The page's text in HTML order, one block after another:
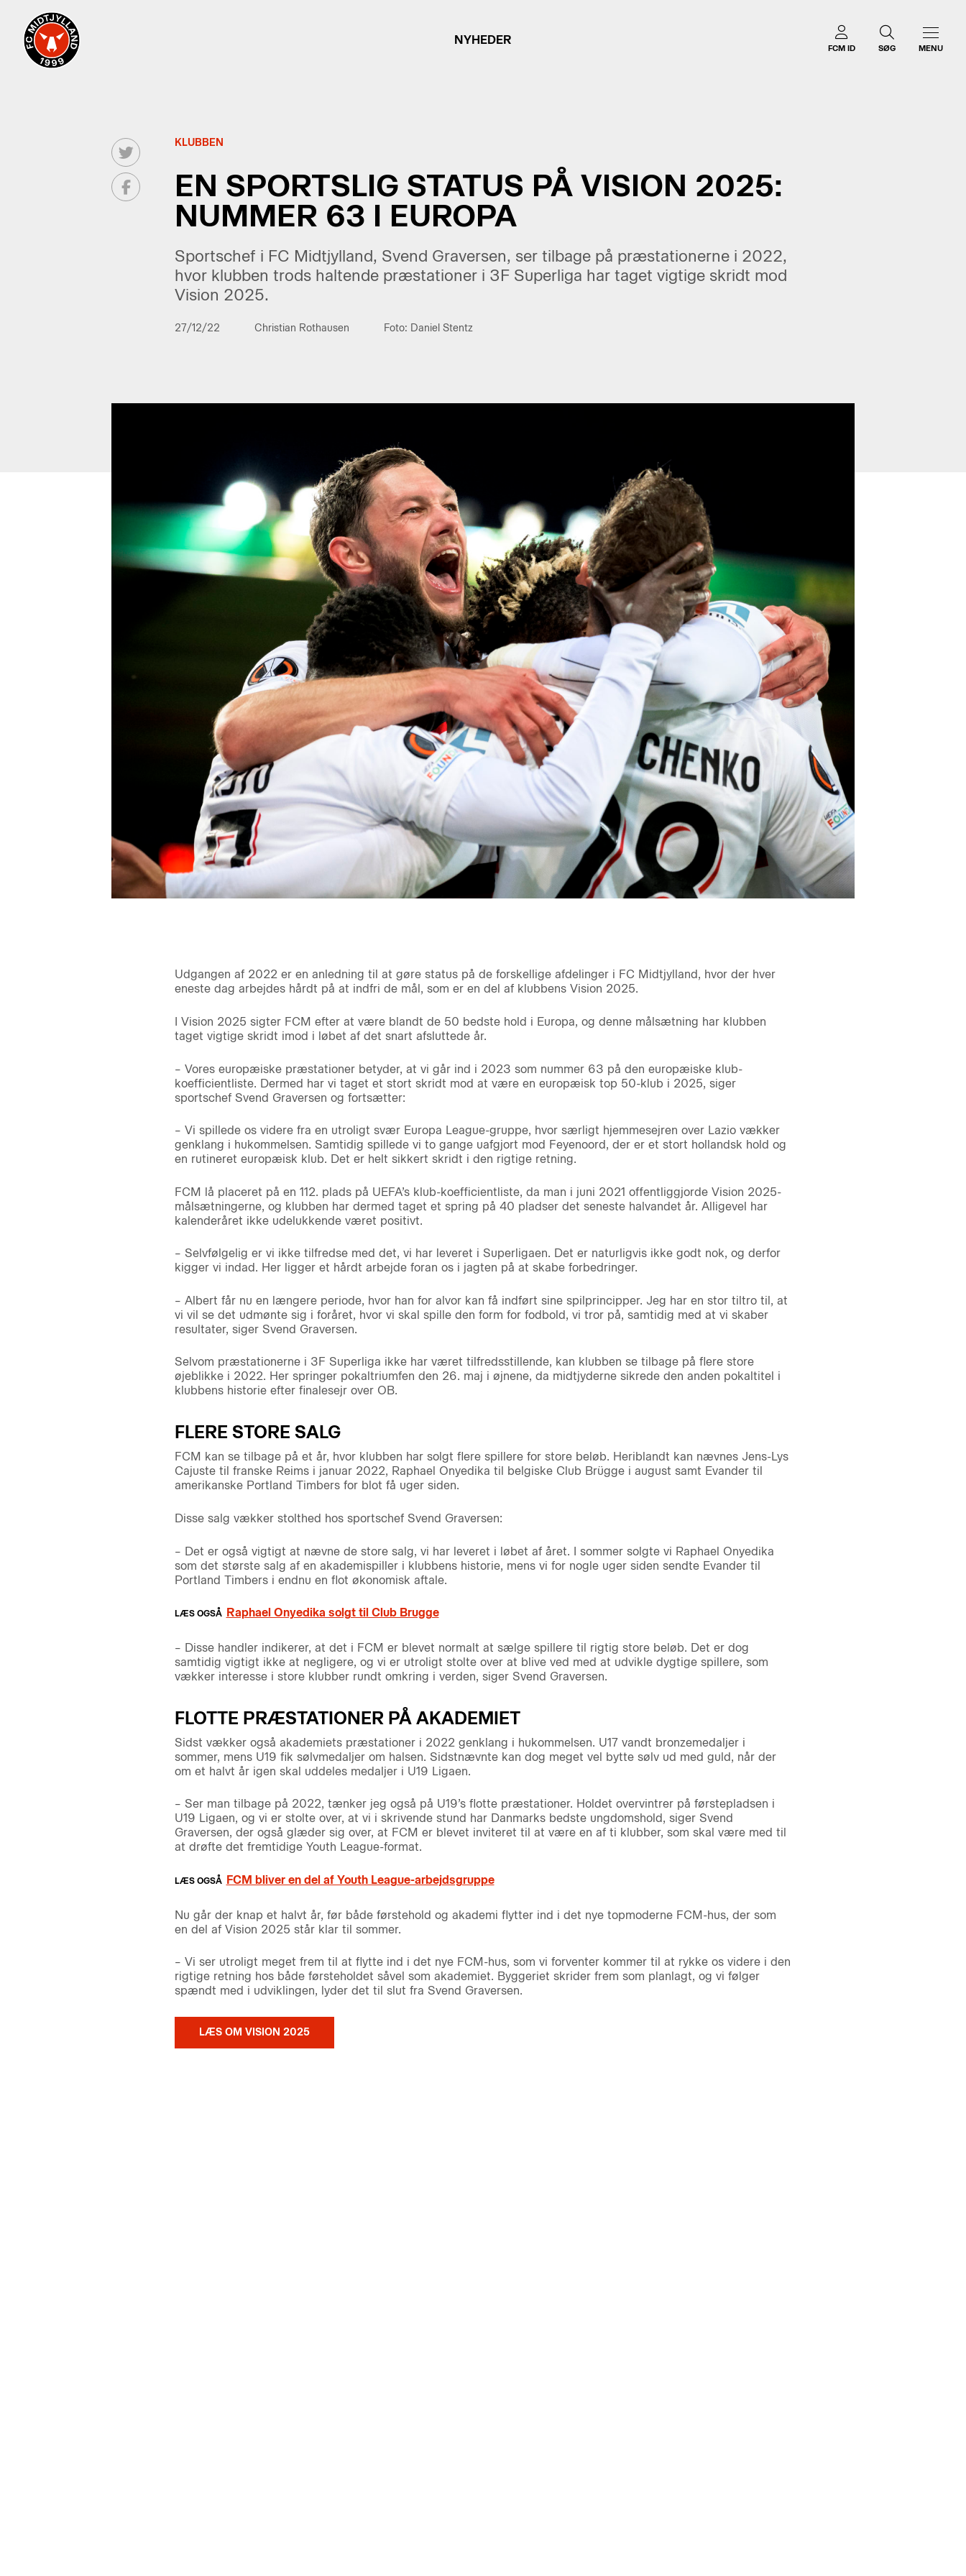
NYHEDER
FCM ID SØG MENU
KLUBBEN
EN SPORTSLIG STATUS PÅ VISION 2025:
NUMMER 63 I EUROPA
Sportschef i FC Midtjylland, Svend Graversen, ser tilbage på præstationerne i 2022,
hvor klubben trods haltende præstationer i 3F Superliga har taget vigtige skridt mod
Vision 2025.
27/12/22 Christian Rothausen Foto: Daniel Stentz
Udgangen af 2022 er en anledning til at gøre status på de forskellige afdelinger i FC Midtjylland, hvor der hver
eneste dag arbejdes hårdt på at indfri de mål, som er en del af klubbens Vision 2025.
I Vision 2025 sigter FCM efter at være blandt de 50 bedste hold i Europa, og denne målsætning har klubben
taget vigtige skridt imod i løbet af det snart afsluttede år.
– Vores europæiske præstationer betyder, at vi går ind i 2023 som nummer 63 på den europæiske klub-
koefficientliste. Dermed har vi taget et stort skridt mod at være en europæisk top 50-klub i 2025, siger
sportschef Svend Graversen og fortsætter:
– Vi spillede os videre fra en utroligt svær Europa League-gruppe, hvor særligt hjemmesejren over Lazio vækker
genklang i hukommelsen. Samtidig spillede vi to gange uafgjort mod Feyenoord, der er et stort hollandsk hold og
en rutineret europæisk klub. Det er helt sikkert skridt i den rigtige retning.
FCM lå placeret på en 112. plads på UEFA’s klub-koefficientliste, da man i juni 2021 offentliggjorde Vision 2025-
målsætningerne, og klubben har dermed taget et spring på 40 pladser det seneste halvandet år. Alligevel har
kalenderåret ikke udelukkende været positivt.
– Selvfølgelig er vi ikke tilfredse med det, vi har leveret i Superligaen. Det er naturligvis ikke godt nok, og derfor
kigger vi indad. Her ligger et hårdt arbejde foran os i jagten på at skabe forbedringer.
– Albert får nu en længere periode, hvor han for alvor kan få indført sine spilprincipper. Jeg har en stor tiltro til, at
vi vil se det udmønte sig i foråret, hvor vi skal spille den form for fodbold, vi tror på, samtidig med at vi skaber
resultater, siger Svend Graversen.
Selvom præstationerne i 3F Superliga ikke har været tilfredsstillende, kan klubben se tilbage på flere store
øjeblikke i 2022. Her springer pokaltriumfen den 26. maj i øjnene, da midtjyderne sikrede den anden pokaltitel i
klubbens historie efter finalesejr over OB.
FLERE STORE SALG
FCM kan se tilbage på et år, hvor klubben har solgt flere spillere for store beløb. Heriblandt kan nævnes Jens-Lys
Cajuste til franske Reims i januar 2022, Raphael Onyedika til belgiske Club Brügge i august samt Evander til
amerikanske Portland Timbers for blot få uger siden.
Disse salg vækker stolthed hos sportschef Svend Graversen:
– Det er også vigtigt at nævne de store salg, vi har leveret i løbet af året. I sommer solgte vi Raphael Onyedika
som det største salg af en akademispiller i klubbens historie, mens vi for nogle uger siden sendte Evander til
Portland Timbers i endnu en flot økonomisk aftale.
Raphael Onyedika solgt til Club Brugge
– Disse handler indikerer, at det i FCM er blevet normalt at sælge spillere til rigtig store beløb. Det er dog
samtidig vigtigt ikke at negligere, og vi er utroligt stolte over at blive ved med at udvikle dygtige spillere, som
vækker interesse i store klubber rundt omkring i verden, siger Svend Graversen.
FLOTTE PRÆSTATIONER PÅ AKADEMIET
Sidst vækker også akademiets præstationer i 2022 genklang i hukommelsen. U17 vandt bronzemedaljer i
sommer, mens U19 fik sølvmedaljer om halsen. Sidstnævnte kan dog meget vel bytte sølv ud med guld, når der
om et halvt år igen skal uddeles medaljer i U19 Ligaen.
– Ser man tilbage på 2022, tænker jeg også på U19’s flotte præstationer. Holdet overvintrer på førstepladsen i
U19 Ligaen, og vi er stolte over, at vi i skrivende stund har Danmarks bedste ungdomshold, siger Svend
Graversen, der også glæder sig over, at FCM er blevet inviteret til at være en af ti klubber, som skal være med til
at drøfte det fremtidige Youth League-format.
FCM bliver en del af Youth League-arbejdsgruppe
Nu går der knap et halvt år, før både førstehold og akademi flytter ind i det nye topmoderne FCM-hus, der som
en del af Vision 2025 står klar til sommer.
– Vi ser utroligt meget frem til at flytte ind i det nye FCM-hus, som vi forventer kommer til at rykke os videre i den
rigtige retning hos både førsteholdet såvel som akademiet. Byggeriet skrider frem som planlagt, og vi følger
spændt med i udviklingen, lyder det til slut fra Svend Graversen.
LÆS OM VISION 2025